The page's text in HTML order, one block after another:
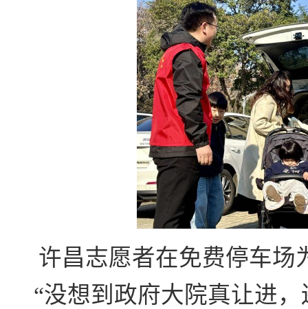
许昌志愿者在免费停车场
“没想到政府大院真让进